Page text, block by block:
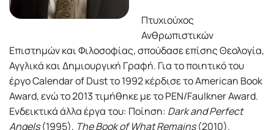
Πτυχιούχος
Ανθρωπιστικών
Επιστημών και Φιλοσοφίας, σπούδασε επίσης Θεολογία,
Αγγλικά και Δημιουργική Γραφή. Για το ποιητικό του
έργο Calendar of Dust το 1992 κέρδισε το American Book
Award, ενώ το 2013 τιμήθηκε με το PEN/Faulkner Award.
Ενδεικτικά άλλα έργα του: Ποίηση: Dark and Perfect
Angels(1995), The Book of What Remains(2010).